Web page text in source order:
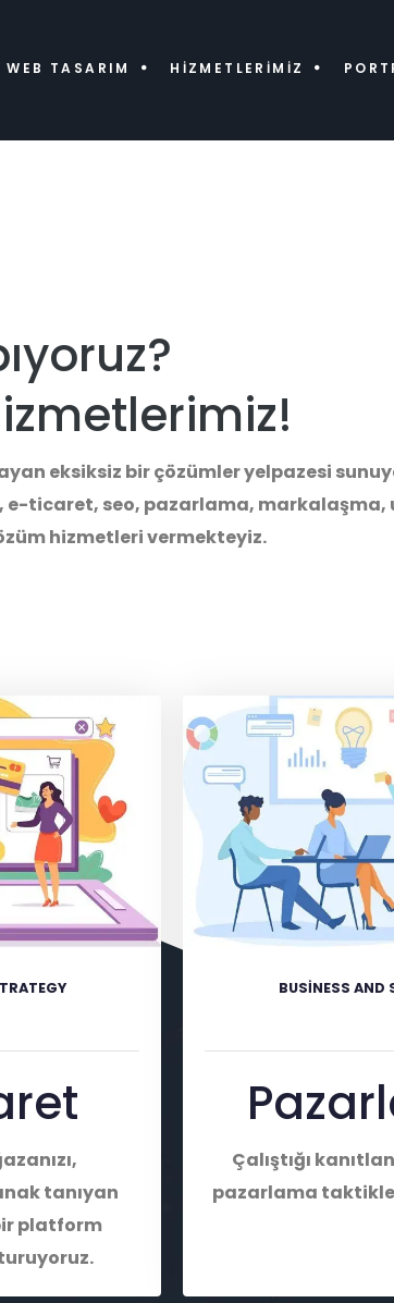
WEB TASARIM HIZMETLERIMIZ
eksiksiz bir çözümler yelpazesi
e-ticaret, seo, pazarlama, markalaşma,
hizmetleri vermekteyiz.
tanıyan
platform
BUSINESS AND
Çalıştığı
pazarlama